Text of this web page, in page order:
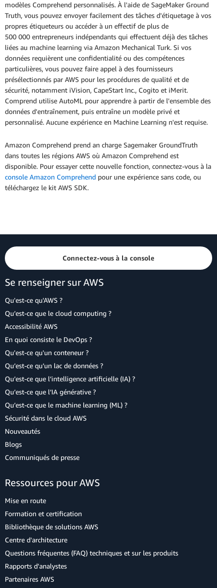
modèles Comprehend personnalisés. À l'aide de SageMaker Ground
Truth, vous pouvez envoyer facilement des tâches d'étiquetage à vos
propres étiqueteurs ou accéder à un effectif de plus de
500 000 entrepreneurs indépendants qui effectuent déjà des tâches
liées au machine learning via Amazon Mechanical Turk. Si vos
données requièrent une confidentialité ou des compétences
particulières, vous pouvez faire appel à des fournisseurs
présélectionnés par AWS pour les procédures de qualité et de
sécurité, notamment iVision, CapeStart Inc., Cogito et iMerit.
Comprend utilise AutoML pour apprendre à partir de l'ensemble des
données d'entraînement, puis entraîne un modèle privé et
personnalisé. Aucune expérience en Machine Learning n'est requise.
Amazon Comprehend prend an charge Sagemaker GroundTruth
dans toutes les régions AWS où Amazon Comprehend est
disponible. Pour essayer cette nouvelle fonction, connectez-vous à la
console Amazon Comprehend pour une expérience sans code, ou
téléchargez le kit AWS SDK.
Connectez-vous à la console
Se renseigner sur AWS
Qu'est-ce qu'AWS ?
Qu’est-ce que le cloud computing ?
Accessibilité AWS
En quoi consiste le DevOps ?
Qu'est-ce qu'un conteneur ?
Qu’est-ce qu’un lac de données ?
Qu’est-ce que l’intelligence artificielle (IA) ?
Qu’est-ce que l’IA générative ?
Qu’est-ce que le machine learning (ML) ?
Sécurité dans le cloud AWS
Nouveautés
Blogs
Communiqués de presse
Ressources pour AWS
Mise en route
Formation et certification
Bibliothèque de solutions AWS
Centre d'architecture
Questions fréquentes (FAQ) techniques et sur les produits
Rapports d'analystes
Partenaires AWS